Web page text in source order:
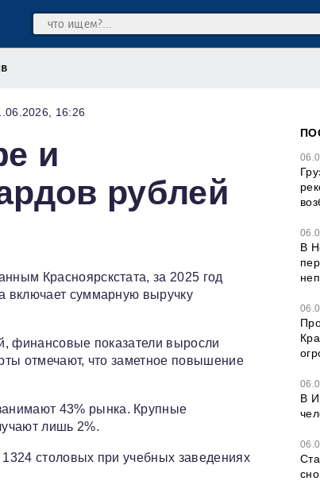
16:26
и
рублей
Красноярскстата, за 2025 год
включает суммарную выручку
финансовые показатели выросли
отмечают, что заметное повышение
43% рынка. Крупные
лишь 2%.
столовых при учебных заведениях
В
В